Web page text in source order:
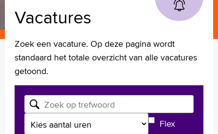
Vacatures
Zoek een vacature. Op deze pagina wordt
standaard het totale overzicht van alle vacatures
getoond.
Zoek op vacature of opleiding
Zoek op trefwoord
Flex